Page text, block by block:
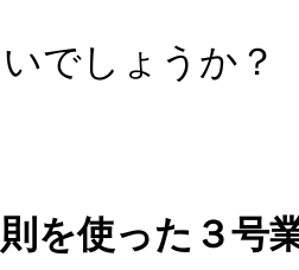
でしょうか？
を使った３号